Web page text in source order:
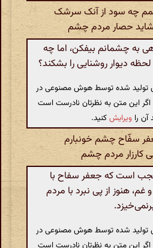
چه سود از آنک سرشک
حصار مردم چشم
به چشمانم بیفکن، اما چه
دیوار روشنایی را بشکند؟
تولید شده توسط هوش مصنوعی در
اگر این متن به نظرتان نادرست است
آن را ویرایشکنید.
سفّاح چشم خونبارم
کارزار مردم چشم
است که جعفر سفاح با
هنوز از پی نبرد با مردم
تولید شده توسط هوش مصنوعی در
اگر این متن به نظرتان نادرست است